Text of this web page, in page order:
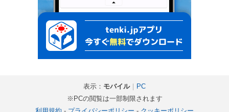
表示： モバイル｜ PC
※PCの閲覧は一部制限されます